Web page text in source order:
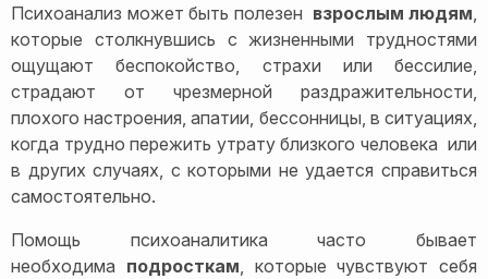
Психоанализ может быть полезен взрослым людям
которые столкнувшись с жизненными трудностями
ощущают беспокойство, страхи или бессилие,
страдают от чрезмерной раздражительности,
плохого настроения, апатии, бессонницы, в ситуациях,
когда трудно пережить утрату близкого человека или
в других случаях, с которыми не удается справиться
самостоятельно.
Помощь психоаналитика часто бывает
необходима подросткам , которые чувствуют себя